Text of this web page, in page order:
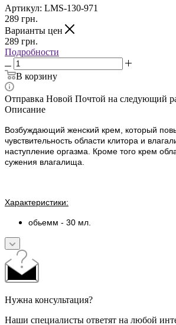
Артикул: LMS-130-971
289 грн.
Варианты цен
289 грн.
Подробности
В корзину
Отправка Новой Почтой на следующий
Описание
Возбуждающий женский крем, который
чувствительность области клитора и
наступление оргазма. Кроме того крем
сужения влагалища.
Характеристики:
обьемм - 30 мл.
Нужна консультация?
Наши специалисты ответят на любой